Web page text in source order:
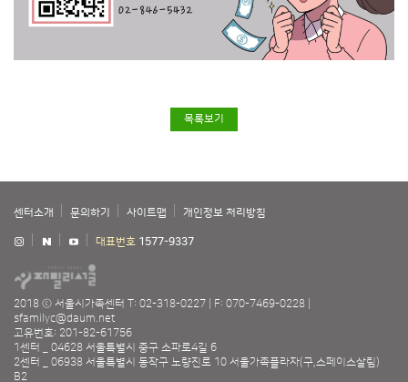
목록보기
센터소개 문의하기 사이트맵 개인정보 처리방침
대표번호 1577-9337
2018 ⓒ 서울시가족센터 T: 02-318-0227
F: 070-7469-0228
sfamilyc@daum.net
고유번호: 201-82-61756
1센터 _ 04628 서울특별시 중구 소파로4길 6
2센터 _ 06938 서울특별시 동작구 노량진로 10 서울가족플라자(구,스페이스살림)
B2